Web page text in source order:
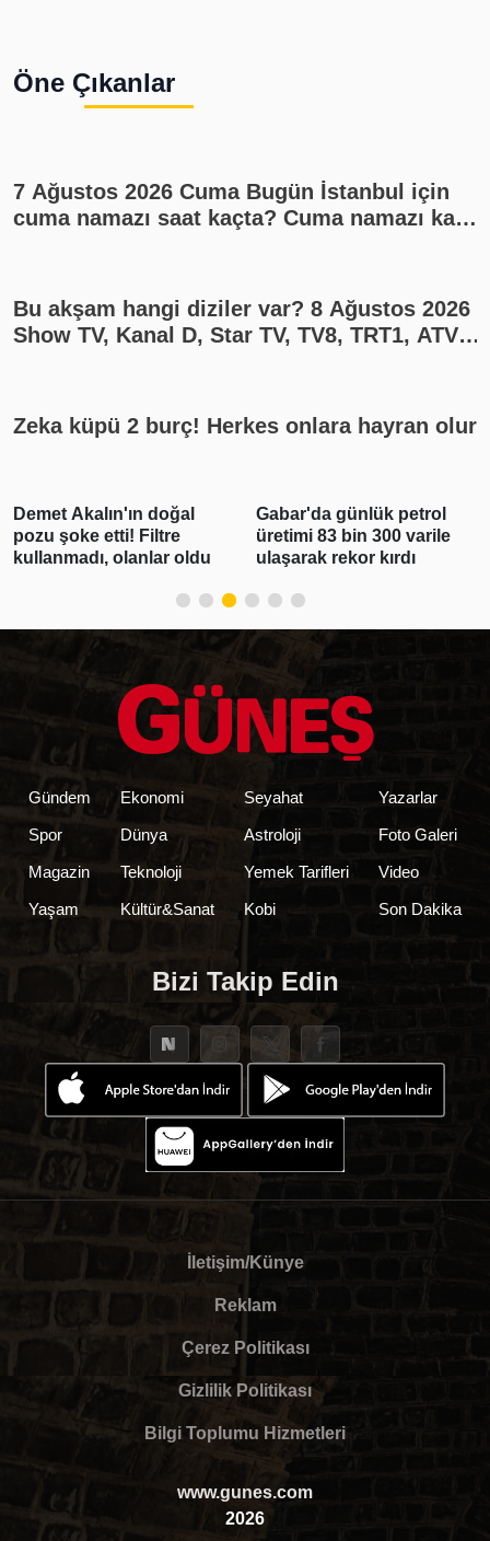
Öne Çıkanlar
7 Ağustos 2026 Cuma Bugün İstanbul için
cuma namazı saat kaçta? Cuma namazı kaç
Bu akşam hangi diziler var? 8 Ağustos 2026
Show TV, Kanal D, Star TV, TV8, TRT1, ATV
Zeka küpü 2 burç! Herkes onlara hayran olur
Demet Akalın'ın doğal
pozu şoke etti! Filtre
kullanmadı, olanlar oldu
Gabar'da günlük petrol
üretimi 83 bin 300 varile
ulaşarak rekor kırdı
Gündem
Spor
Magazin
Yaşam
Ekonomi
Dünya
Teknoloji
Kültür&Sanat
Seyahat
Astroloji
Yemek Tarifleri
Kobi
Yazarlar
Foto Galeri
Video
Son Dakika
Bizi Takip Edin
İletişim/Künye
Reklam
Çerez Politikası
Gizlilik Politikası
Bilgi Toplumu Hizmetleri
www.gunes.com
2026